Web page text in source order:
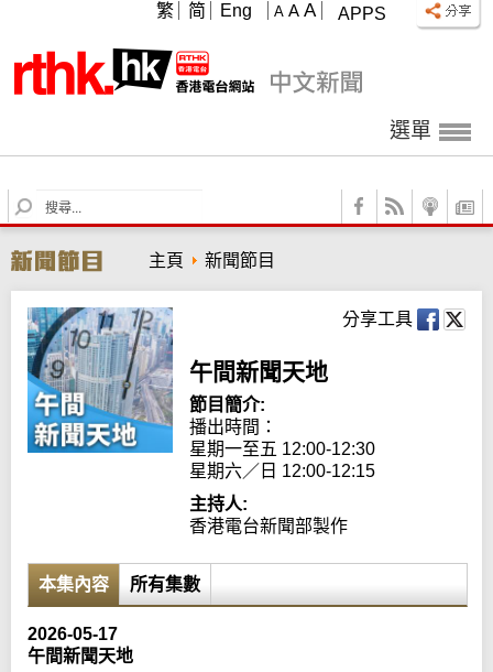
APPS
A A A
繁 简 Eng
選單
S
e
r
c
h
主頁 新聞節目
分享工具
午間新聞天地
節目簡介:
播出時間：
星期一至五 12:00-12:30
星期六／日 12:00-12:15
主持人:
香港電台新聞部製作
本集內容 所有集數
2026-05-17
午間新聞天地